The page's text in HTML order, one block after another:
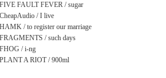
FAULT FEVER / sugar
/ I live
/ to register our marriage
/ such days
/ i-ng
A RIOT / 900ml